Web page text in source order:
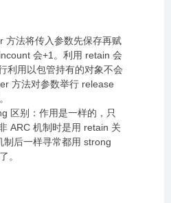
方法将传入参数先保存再赋
会+1。利用 retain 会
利用以包管持有的对象不会
方法对参数举行 release
区别：作用是一样的，只
ARC 机制时是用 retain 关
制后一样寻常都用 strong
。